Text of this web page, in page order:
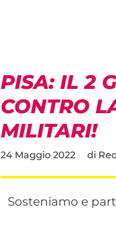
PISA: IL 2
CONTRO
MILITARI!
24 Maggio 2022 di
Sosteniamo e